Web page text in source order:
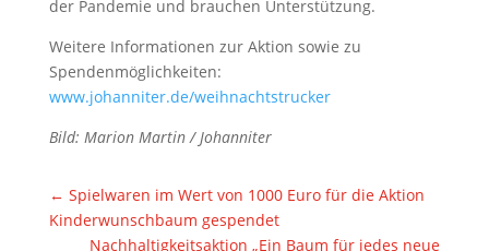
der Pandemie und brauchen Unterstützung.
Weitere Informationen zur Aktion sowie zu
Spendenmöglichkeiten:
www.johanniter.de/weihnachtstrucker
Bild: Marion Martin / Johanniter
← Spielwaren im Wert von 1000 Euro für die Aktion
Kinderwunschbaum gespendet
Nachhaltigkeitsaktion „Ein Baum für jedes neue